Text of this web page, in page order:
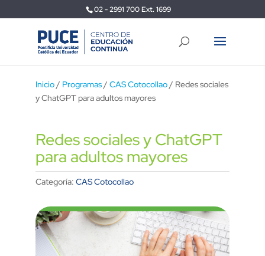
02 - 2991 700 Ext. 1699
Inicio/ Programas/ CAS Cotocollao/ Redes sociales
y ChatGPT para adultos mayores
Redes sociales y ChatGPT
para adultos mayores
Categoría: CAS Cotocollao